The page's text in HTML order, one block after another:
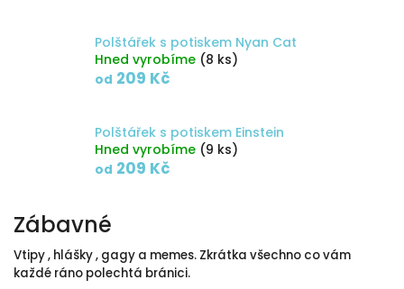
Polštářek s potiskem Nyan Cat
Hned vyrobíme (8 ks)
od 209 Kč
Polštářek s potiskem Einstein
Hned vyrobíme (9 ks)
od 209 Kč
Zábavné
Vtipy , hlášky , gagy a memes. Zkrátka všechno co vám
každé ráno polechtá bránici.